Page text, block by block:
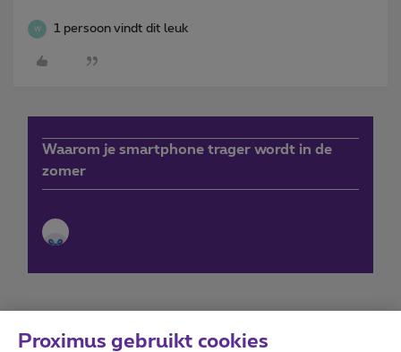
W 1 persoon vindt dit leuk
Waarom je smartphone trager wordt in de
zomer
Proximus gebruikt cookies